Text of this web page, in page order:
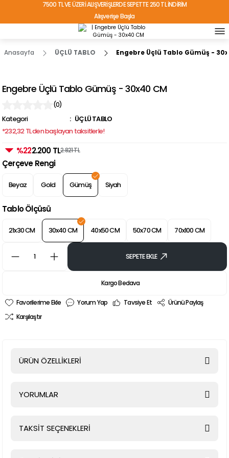
7500 TL VE ÜZERİ ALIŞVERİŞLERDE SEPETTE 250 TL İNDİRİM
Alışverişe Başla
TÜRKİYE'NİN HER YERİNE ÜCRETSİZ KARGO!
Anasayfa ÜÇLÜ TABLO Engebre Üçlü Tablo Gümüş -
Engebre Üçlü Tablo Gümüş - 30x40 CM
(0)
Kategori
ÜÇLÜ TABLO
*232,32 TL den başlayan taksitlerle!
%222.200 TL2.821 TL
Çerçeve Rengi
Beyaz Gold Gümüş Siyah
Tablo Ölçüsü
21x30 CM 30x40 CM 40x50 CM 50x70 CM 70x100 CM
SEPETE EKLE
Kargo Bedava
Yorum Yap Tavsiye Et
Ürünü Paylaş
Karşılaştır
ÜRÜN ÖZELLİKLERİ
YORUMLAR
TAKSİT SEÇENEKLERİ